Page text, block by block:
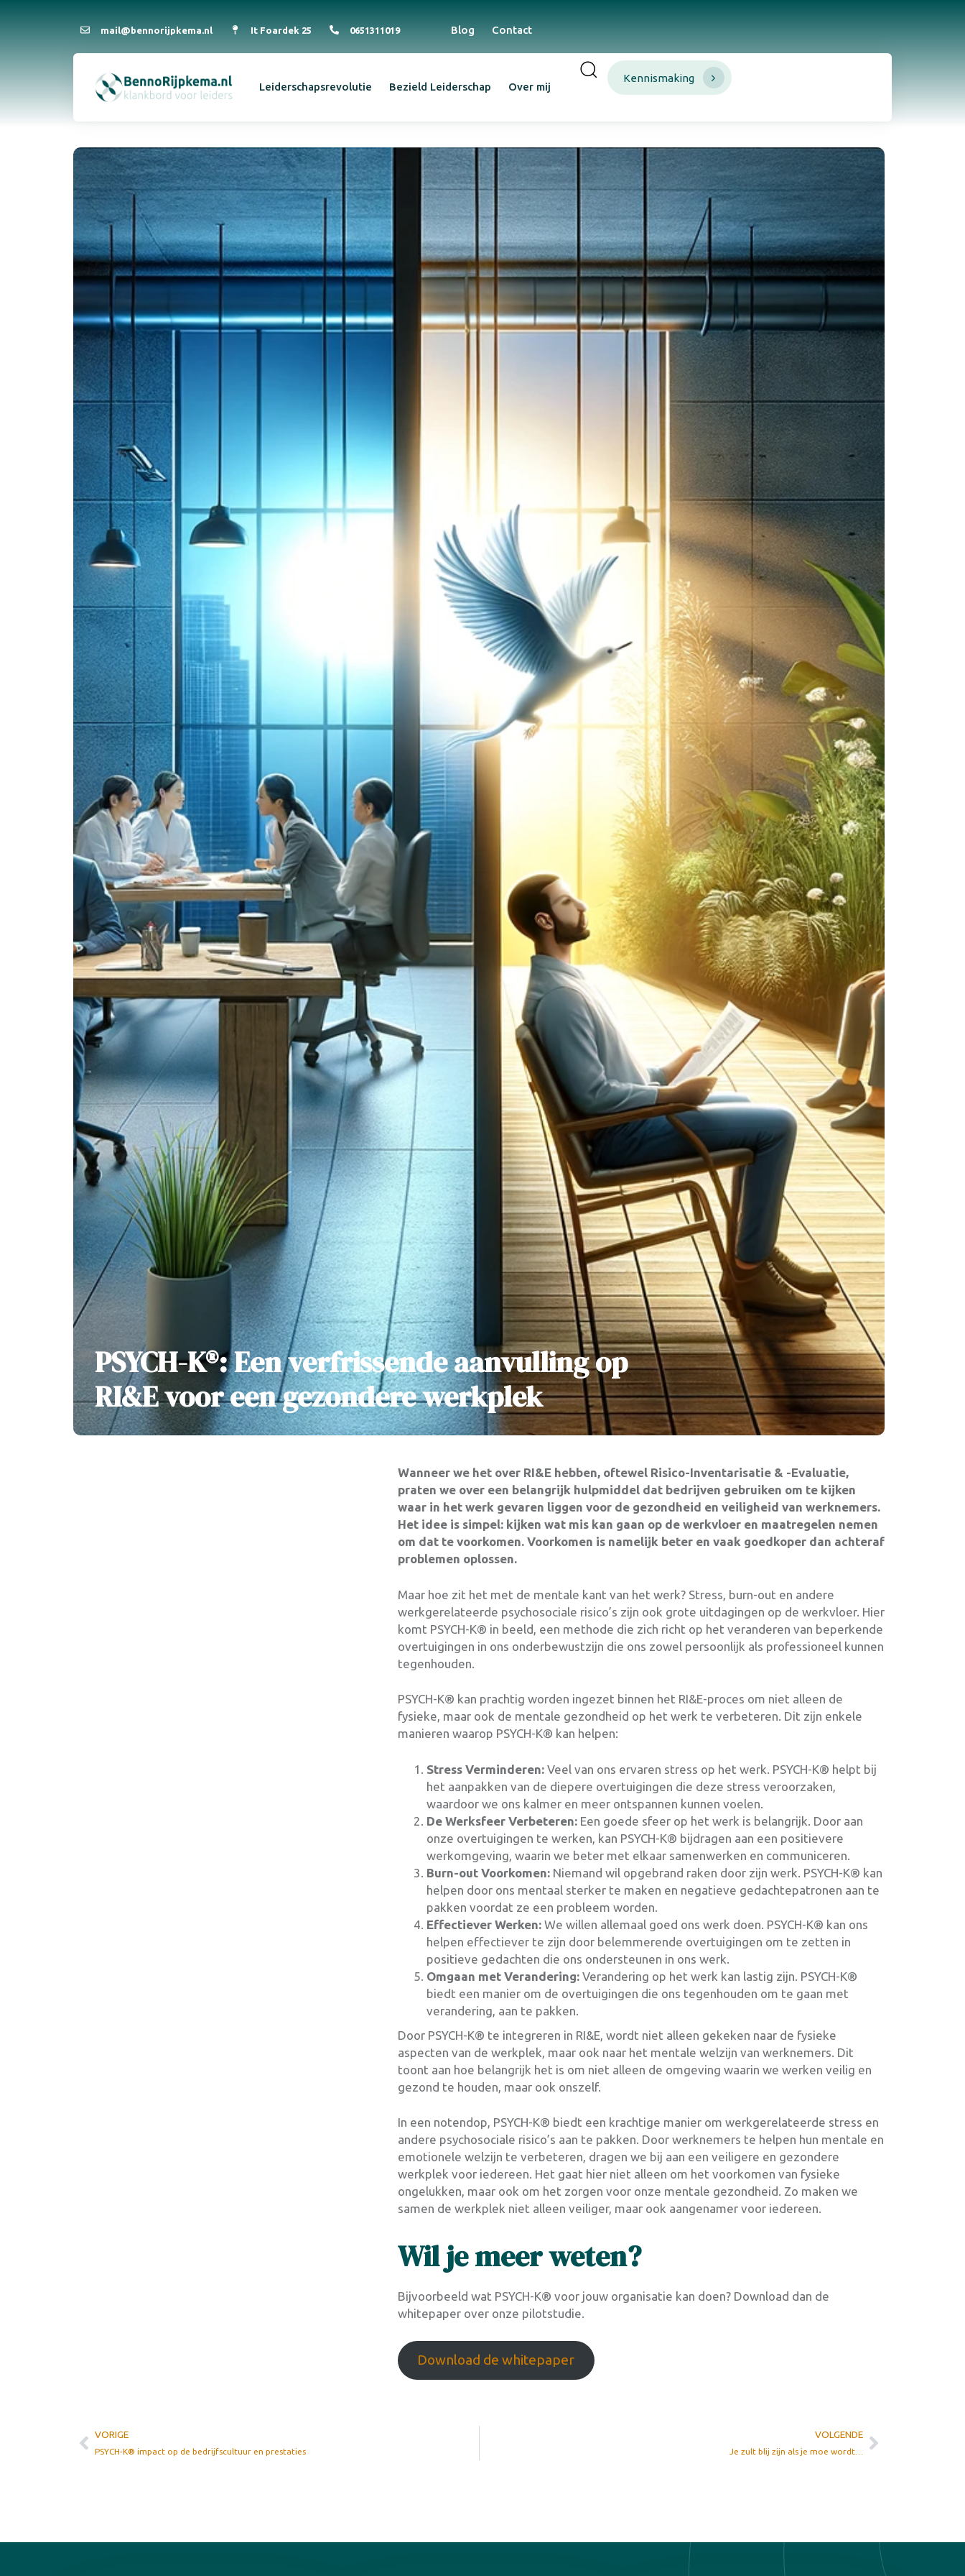
mail@bennorijpkema.nl It Foardek 25 0651311019 Blog Contact
Leiderschapsrevolutie Bezield Leiderschap Over mij
Kennismaking
PSYCH-K®: Een verfrissende aanvulling op
RI&E voor een gezondere werkplek
Wanneer we het over RI&E hebben, oftewel Risico-Inventarisatie & -Evaluatie,
praten we over een belangrijk hulpmiddel dat bedrijven gebruiken om te kijken
waar in het werk gevaren liggen voor de gezondheid en veiligheid van werknemers.
Het idee is simpel: kijken wat mis kan gaan op de werkvloer en maatregelen nemen
om dat te voorkomen. Voorkomen is namelijk beter en vaak goedkoper dan achteraf
problemen oplossen.
Maar hoe zit het met de mentale kant van het werk? Stress, burn-out en andere
werkgerelateerde psychosociale risico’s zijn ook grote uitdagingen op de werkvloer. Hier
komt PSYCH-K® in beeld, een methode die zich richt op het veranderen van beperkende
overtuigingen in ons onderbewustzijn die ons zowel persoonlijk als professioneel kunnen
tegenhouden.
PSYCH-K® kan prachtig worden ingezet binnen het RI&E-proces om niet alleen de
fysieke, maar ook de mentale gezondheid op het werk te verbeteren. Dit zijn enkele
manieren waarop PSYCH-K® kan helpen:
Stress Verminderen: Veel van ons ervaren stress op het werk. PSYCH-K® helpt bij
het aanpakken van de diepere overtuigingen die deze stress veroorzaken,
waardoor we ons kalmer en meer ontspannen kunnen voelen.
De Werksfeer Verbeteren: Een goede sfeer op het werk is belangrijk. Door aan
onze overtuigingen te werken, kan PSYCH-K® bijdragen aan een positievere
werkomgeving, waarin we beter met elkaar samenwerken en communiceren.
Burn-out Voorkomen: Niemand wil opgebrand raken door zijn werk. PSYCH-K® kan
helpen door ons mentaal sterker te maken en negatieve gedachtepatronen aan te
pakken voordat ze een probleem worden.
Effectiever Werken: We willen allemaal goed ons werk doen. PSYCH-K® kan ons
helpen effectiever te zijn door belemmerende overtuigingen om te zetten in
positieve gedachten die ons ondersteunen in ons werk.
Omgaan met Verandering: Verandering op het werk kan lastig zijn. PSYCH-K®
biedt een manier om de overtuigingen die ons tegenhouden om te gaan met
verandering, aan te pakken.
Door PSYCH-K® te integreren in RI&E, wordt niet alleen gekeken naar de fysieke
aspecten van de werkplek, maar ook naar het mentale welzijn van werknemers. Dit
toont aan hoe belangrijk het is om niet alleen de omgeving waarin we werken veilig en
gezond te houden, maar ook onszelf.
In een notendop, PSYCH-K® biedt een krachtige manier om werkgerelateerde stress en
andere psychosociale risico’s aan te pakken. Door werknemers te helpen hun mentale en
emotionele welzijn te verbeteren, dragen we bij aan een veiligere en gezondere
werkplek voor iedereen. Het gaat hier niet alleen om het voorkomen van fysieke
ongelukken, maar ook om het zorgen voor onze mentale gezondheid. Zo maken we
samen de werkplek niet alleen veiliger, maar ook aangenamer voor iedereen.
Wil je meer weten?
Bijvoorbeeld wat PSYCH-K® voor jouw organisatie kan doen? Download dan de
whitepaper over onze pilotstudie.
Download de whitepaper
VORIGE
PSYCH-K® impact op de bedrijfscultuur en prestaties
VOLGENDE
Je zult blij zijn als je moe wordt…